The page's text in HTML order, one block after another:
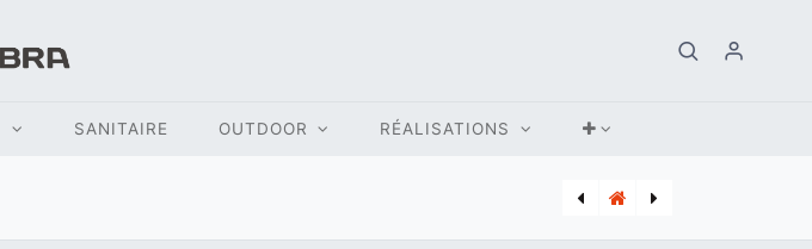
SANITAIRE OUTDOOR RÉALISATIONS